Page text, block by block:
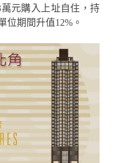
元購入上址自住，持
位期間升值12%。